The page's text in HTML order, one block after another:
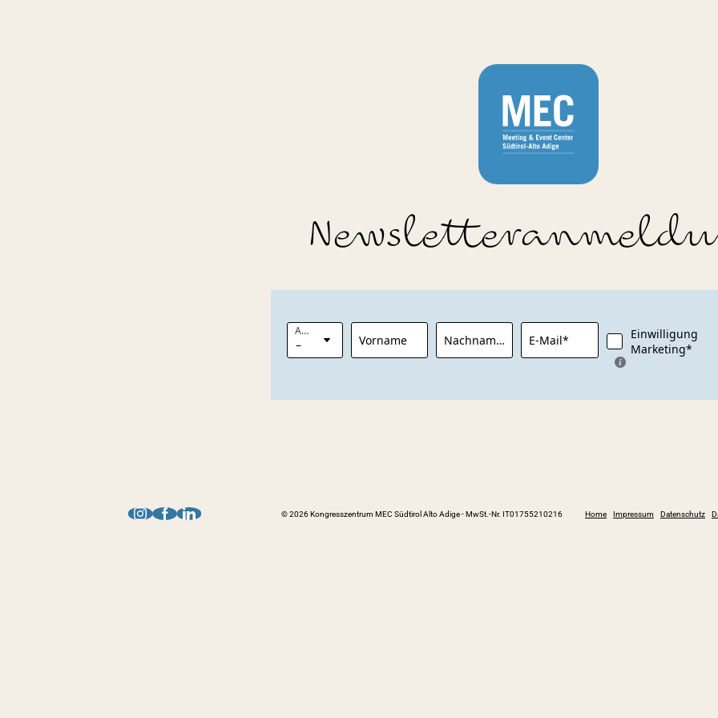
Anrede
Vorname Nachname* E-Mail*
Einwilligung
Marketing*
© 2026 Kongresszentrum MEC Südtirol Alto Adige-MwSt.-Nr. IT01755210216 Home Impressum Datenschutz